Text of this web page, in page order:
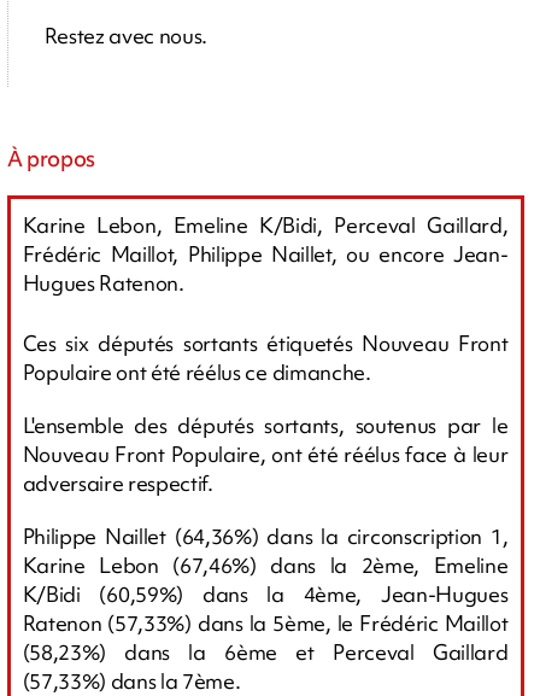
Restez avec nous.
À propos
Karine Lebon, Emeline K/Bidi, Perceval Gaillard,
Frédéric Maillot, Philippe Naillet, ou encore Jean-
Hugues Ratenon.
Ces six députés sortants étiquetés Nouveau Front
Populaire ont été réélus ce dimanche.
L'ensemble des députés sortants, soutenus par le
Nouveau Front Populaire, ont été réélus face à leur
adversaire respectif.
Philippe Naillet (64,36%) dans la circonscription 1,
Karine Lebon (67,46%) dans la 2ème, Emeline
K/Bidi (60,59%) dans la 4ème, Jean-Hugues
Ratenon (57,33%) dans la 5ème, le Frédéric Maillot
(58,23%) dans la 6ème et Perceval Gaillard
(57,33%) dans la 7ème.